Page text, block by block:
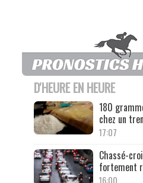
D'HEURE EN HEURE
180
chez un
17:07
Chassé-
fortement
16:00